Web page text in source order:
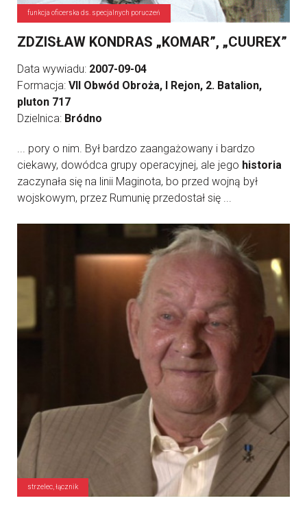
funkcja oficerska ds. specjalnych poruczeń
ZDZISŁAW KONDRAS „KOMAR”, „CUUREX”
Data wywiadu: 2007-09-04
Formacja: VII Obwód Obroża, I Rejon, 2. Batalion,
pluton 717
Dzielnica: Bródno
... pory o nim. Był bardzo zaangażowany i bardzo
ciekawy, dowódca grupy operacyjnej, ale jego historia
zaczynała się na linii Maginota, bo przed wojną był
wojskowym, przez Rumunię przedostał się ...
strzelec, łącznik